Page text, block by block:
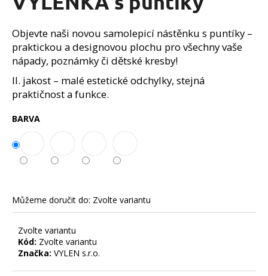
z
hvězdiček.
Objevte naši novou samolepicí nástěnku s puntíky –
praktickou a designovou plochu pro všechny vaše
nápady, poznámky či dětské kresby!
II. jakost – malé estetické odchylky, stejná
praktičnost a funkce.
BARVA
Můžeme doručit do: Zvolte variantu
Zvolte variantu
Kód: Zvolte variantu
Značka: VYLEN s.r.o.
j
e
m
e